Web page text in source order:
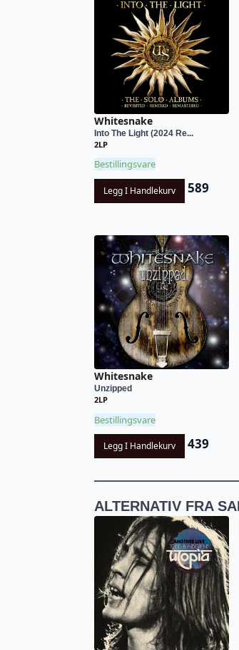
Whitesnake
Into The Light (2024 Re...
2LP
Bestillingsvare
Legg I Handlekurv 589
Whitesnake
Unzipped
2LP
Bestillingsvare
Legg I Handlekurv 439
ALTERNATIV FRA